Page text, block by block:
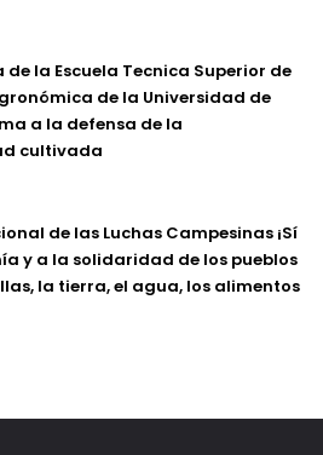
de la Escuela Tecnica Superior de
de la Universidad de
a la defensa de la
cultivada
de las Luchas Campesinas ¡Sí
y a la solidaridad de los pueblos
la tierra, el agua, los alimentos